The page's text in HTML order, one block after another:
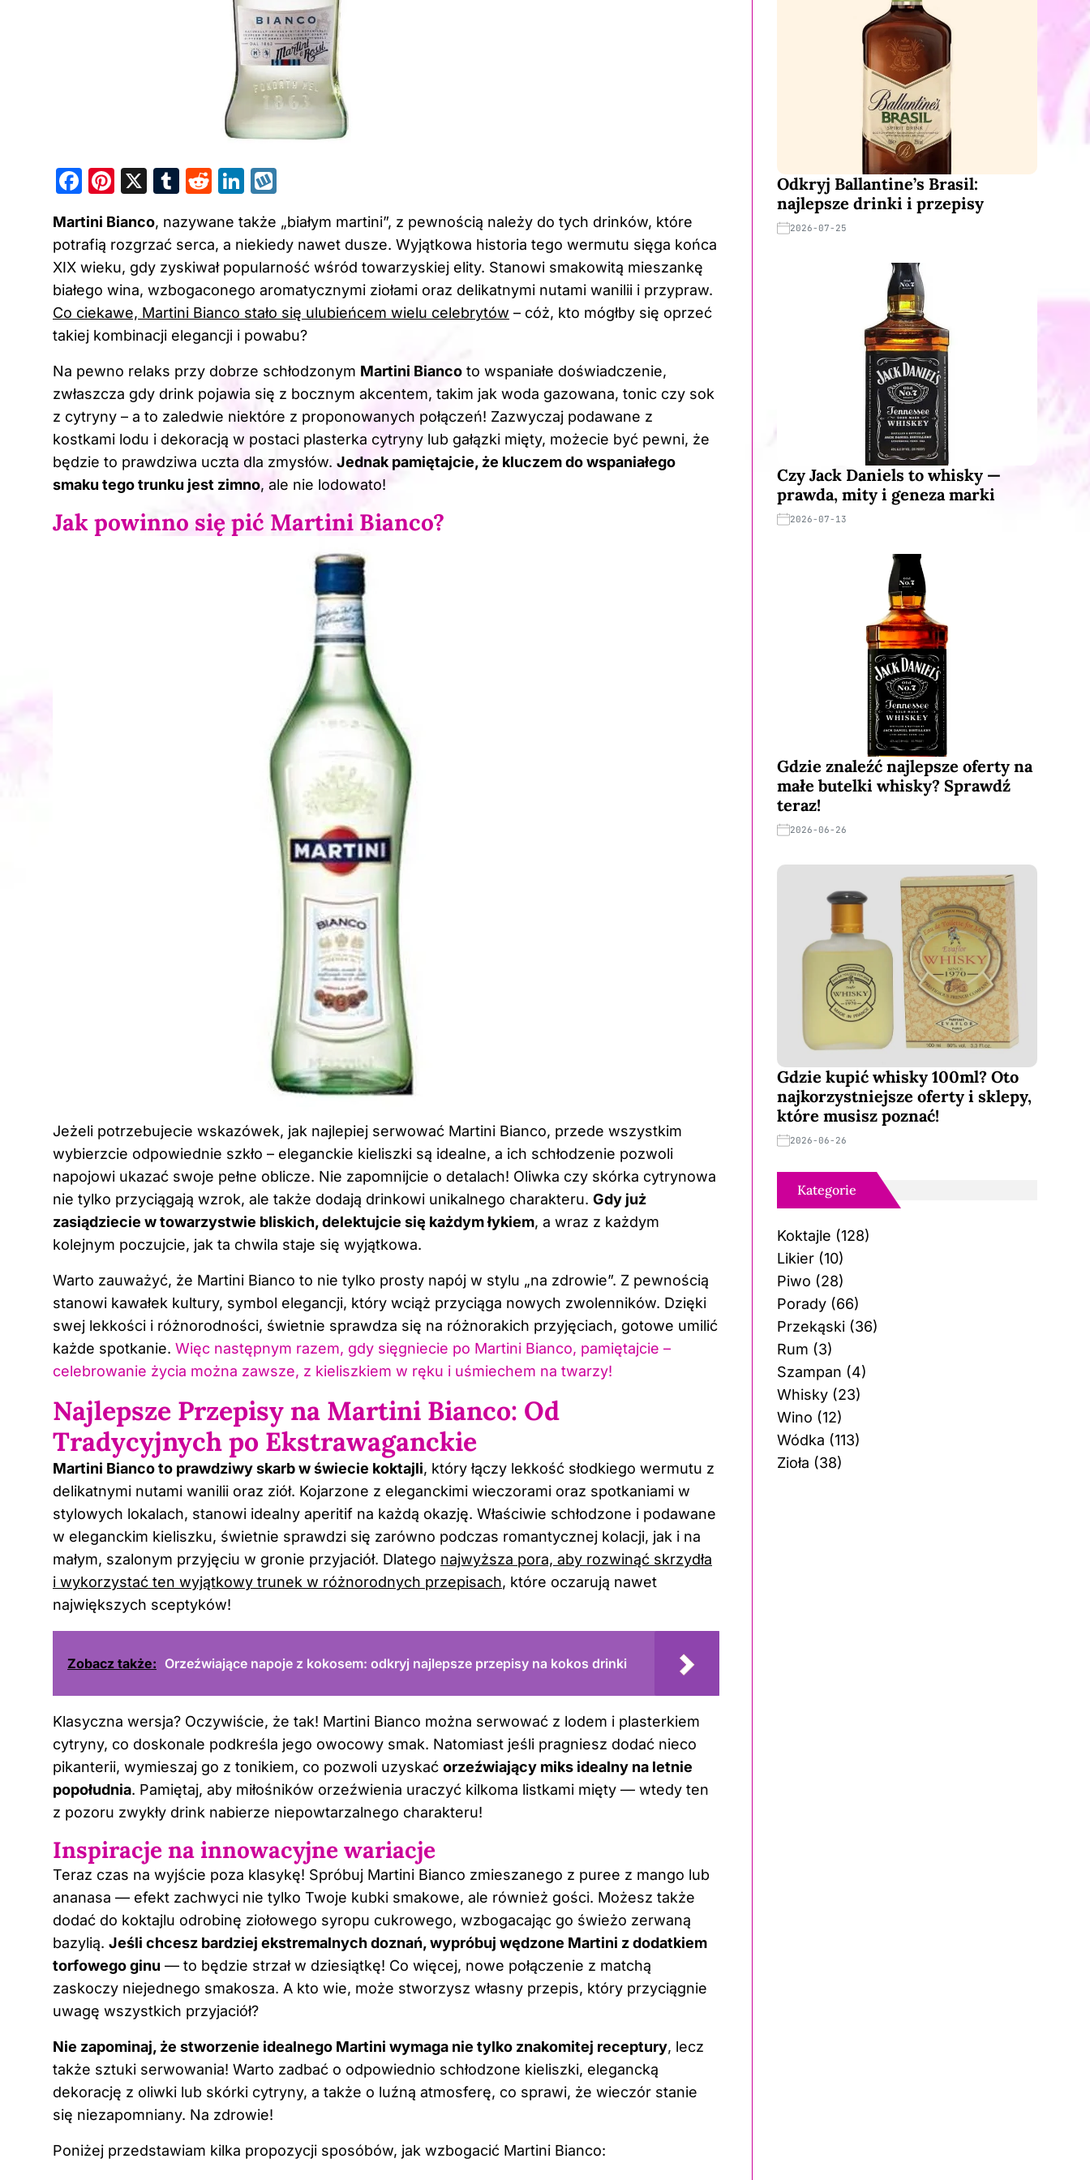
F
c
e
b
o
o
k
Pi
er
e
st
X
T
m
bl
r
R
d
di
t
Li
k
e
dI
n
k
o
p
Martini Bianco, nazywane także „białym martini”, z pewnością należy do tych drinków, które
potrafią rozgrzać serca, a niekiedy nawet dusze. Wyjątkowa historia tego wermutu sięga końca
XIX wieku, gdy zyskiwał popularność wśród towarzyskiej elity. Stanowi smakowitą mieszankę
białego wina, wzbogaconego aromatycznymi ziołami oraz delikatnymi nutami wanilii i przypraw.
Co ciekawe, Martini Bianco stało się ulubieńcem wielu celebrytów – cóż, kto mógłby się oprzeć
takiej kombinacji elegancji i powabu?
Na pewno relaks przy dobrze schłodzonym Martini Bianco to wspaniałe doświadczenie,
zwłaszcza gdy drink pojawia się z bocznym akcentem, takim jak woda gazowana, tonic czy sok
z cytryny – a to zaledwie niektóre z proponowanych połączeń! Zazwyczaj podawane z
kostkami lodu i dekoracją w postaci plasterka cytryny lub gałązki mięty, możecie być pewni, że
będzie to prawdziwa uczta dla zmysłów. Jednak pamiętajcie, że kluczem do wspaniałego
smaku tego trunku jest zimno, ale nie lodowato!
Jak powinno się pić Martini Bianco?
Jeżeli potrzebujecie wskazówek, jak najlepiej serwować Martini Bianco, przede wszystkim
wybierzcie odpowiednie szkło – eleganckie kieliszki są idealne, a ich schłodzenie pozwoli
napojowi ukazać swoje pełne oblicze. Nie zapomnijcie o detalach! Oliwka czy skórka cytrynowa
nie tylko przyciągają wzrok, ale także dodają drinkowi unikalnego charakteru. Gdy już
zasiądziecie w towarzystwie bliskich, delektujcie się każdym łykiem, a wraz z każdym
kolejnym poczujcie, jak ta chwila staje się wyjątkowa.
Warto zauważyć, że Martini Bianco to nie tylko prosty napój w stylu „na zdrowie”. Z pewnością
stanowi kawałek kultury, symbol elegancji, który wciąż przyciąga nowych zwolenników. Dzięki
swej lekkości i różnorodności, świetnie sprawdza się na różnorakich przyjęciach, gotowe umilić
każde spotkanie. Więc następnym razem, gdy sięgniecie po Martini Bianco, pamiętajcie –
celebrowanie życia można zawsze, z kieliszkiem w ręku i uśmiechem na twarzy!
Najlepsze Przepisy na Martini Bianco: Od
Tradycyjnych po Ekstrawaganckie
Martini Bianco to prawdziwy skarb w świecie koktajli, który łączy lekkość słodkiego wermutu z
delikatnymi nutami wanilii oraz ziół. Kojarzone z eleganckimi wieczorami oraz spotkaniami w
stylowych lokalach, stanowi idealny aperitif na każdą okazję. Właściwie schłodzone i podawane
w eleganckim kieliszku, świetnie sprawdzi się zarówno podczas romantycznej kolacji, jak i na
małym, szalonym przyjęciu w gronie przyjaciół. Dlatego najwyższa pora, aby rozwinąć skrzydła
i wykorzystać ten wyjątkowy trunek w różnorodnych przepisach, które oczarują nawet
największych sceptyków!
Zobacz także: Orzeźwiające napoje z kokosem: odkryj najlepsze przepisy na kokos drinki
Klasyczna wersja? Oczywiście, że tak! Martini Bianco można serwować z lodem i plasterkiem
cytryny, co doskonale podkreśla jego owocowy smak. Natomiast jeśli pragniesz dodać nieco
pikanterii, wymieszaj go z tonikiem, co pozwoli uzyskać orzeźwiający miks idealny na letnie
popołudnia. Pamiętaj, aby miłośników orzeźwienia uraczyć kilkoma listkami mięty — wtedy ten
z pozoru zwykły drink nabierze niepowtarzalnego charakteru!
Inspiracje na innowacyjne wariacje
Teraz czas na wyjście poza klasykę! Spróbuj Martini Bianco zmieszanego z puree z mango lub
ananasa — efekt zachwyci nie tylko Twoje kubki smakowe, ale również gości. Możesz także
dodać do koktajlu odrobinę ziołowego syropu cukrowego, wzbogacając go świeżo zerwaną
bazylią. Jeśli chcesz bardziej ekstremalnych doznań, wypróbuj wędzone Martini z dodatkiem
torfowego ginu — to będzie strzał w dziesiątkę! Co więcej, nowe połączenie z matchą
zaskoczy niejednego smakosza. A kto wie, może stworzysz własny przepis, który przyciągnie
uwagę wszystkich przyjaciół?
Nie zapominaj, że stworzenie idealnego Martini wymaga nie tylko znakomitej receptury, lecz
także sztuki serwowania! Warto zadbać o odpowiednio schłodzone kieliszki, elegancką
dekorację z oliwki lub skórki cytryny, a także o luźną atmosferę, co sprawi, że wieczór stanie
się niezapomniany. Na zdrowie!
Poniżej przedstawiam kilka propozycji sposóbów, jak wzbogacić Martini Bianco:
Odkryj Ballantine’s Brasil:
najlepsze drinki i przepisy
2026-07-25
Czy Jack Daniels to whisky —
prawda, mity i geneza marki
2026-07-13
Gdzie znaleźć najlepsze oferty na
małe butelki whisky? Sprawdź
teraz!
2026-06-26
Gdzie kupić whisky 100ml? Oto
najkorzystniejsze oferty i sklepy,
które musisz poznać!
2026-06-26
Kategorie
Koktajle (128)
Likier(10)
Piwo (28)
Porady(66)
Przekąski(36)
Rum (3)
Szampan (4)
Whisky(23)
Wino (12)
Wódka (113)
Zioła (38)